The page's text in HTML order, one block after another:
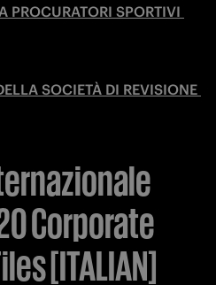
PROCURATORI SPORTIVI
SOCIETÀ DI REVISIONE
Corporate
[ITALIAN]